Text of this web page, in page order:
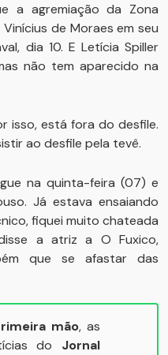
a agremiação da Zona
de Moraes em seu
dia 10. E Letícia Spiller
não tem aparecido na
isso, está fora do desfile.
ao desfile pela tevê.
na quinta-feira (07) e
Já estava ensaiando
fiquei muito chateada
a atriz a O Fuxico,
que se afastar das
mão, as
do Jornal